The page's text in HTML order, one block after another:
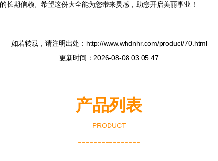
的长期信赖。希望这份大全能为您带来灵感，助您开启美丽事业！
如若转载，请注明出处：http://www.whdnhr.com/product/70.html
更新时间：2026-08-08 03:05:47
产品列表
PRODUCT
----------------